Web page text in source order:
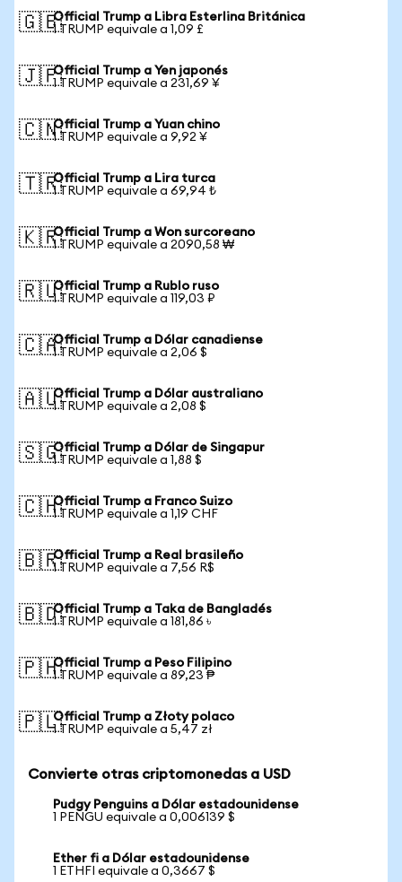
🇬🇧Official Trump a Libra Esterlina Británica
1 TRUMP equivale a 1,09 £
🇯🇵Official Trump a Yen japonés
1 TRUMP equivale a 231,69 ¥
🇨🇳Official Trump a Yuan chino
1 TRUMP equivale a 9,92 ¥
🇹🇷Official Trump a Lira turca
1 TRUMP equivale a 69,94 ₺
🇰🇷Official Trump a Won surcoreano
1 TRUMP equivale a 2090,58 ₩
🇷🇺Official Trump a Rublo ruso
1 TRUMP equivale a 119,03 ₽
🇨🇦Official Trump a Dólar canadiense
1 TRUMP equivale a 2,06 $
🇦🇺Official Trump a Dólar australiano
1 TRUMP equivale a 2,08 $
🇸🇬Official Trump a Dólar de Singapur
1 TRUMP equivale a 1,88 $
🇨🇭Official Trump a Franco Suizo
1 TRUMP equivale a 1,19 CHF
🇧🇷Official Trump a Real brasileño
1 TRUMP equivale a 7,56 R$
🇧🇩Official Trump a Taka de Bangladés
1 TRUMP equivale a 181,86 ৳
🇵🇭Official Trump a Peso Filipino
1 TRUMP equivale a 89,23 ₱
🇵🇱Official Trump a Złoty polaco
1 TRUMP equivale a 5,47 zł
Convierte otras criptomonedas a USD
Pudgy Penguins a Dólar estadounidense
1 PENGU equivale a 0,006139 $
Ether fi a Dólar estadounidense
1 ETHFI equivale a 0,3667 $